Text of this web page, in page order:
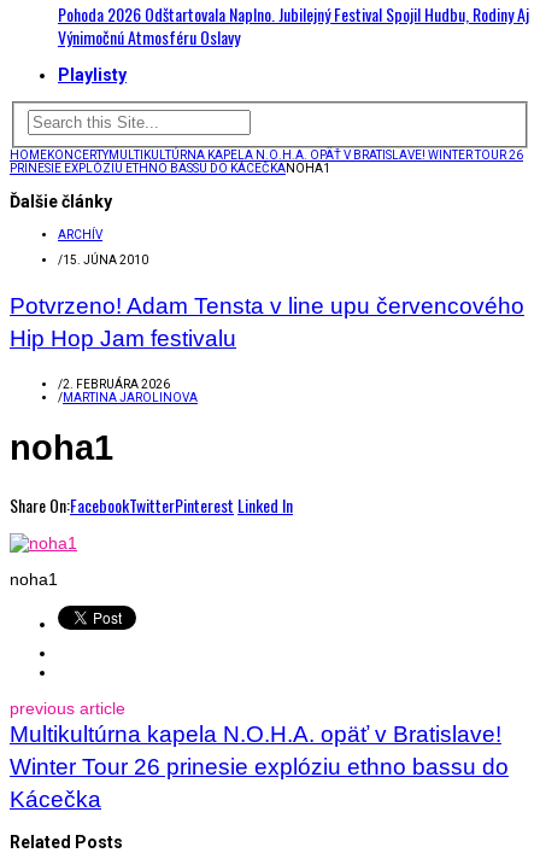
Pohoda 2026 Odštartovala Naplno. Jubilejný Festival Spojil Hudbu, Rodiny Aj
Výnimočnú Atmosféru Oslavy
Playlisty
HOMEKONCERTYMULTIKULTÚRNA KAPELA N.O.H.A. OPÄŤ V BRATISLAVE! WINTER TOUR 26
PRINESIE EXPLÓZIU ETHNO BASSU DO KÁCEČKANOHA1
Ďalšie články
ARCHÍV
/15. JÚNA 2010
Potvrzeno! Adam Tensta v line upu červencového
Hip Hop Jam festivalu
/2. FEBRUÁRA 2026
/MARTINA JAROLINOVA
noha1
Share On:FacebookTwitterPinterest Linked In
noha1
previous article
Multikultúrna kapela N.O.H.A. opäť v Bratislave!
Winter Tour 26 prinesie explóziu ethno bassu do
Kácečka
Related Posts